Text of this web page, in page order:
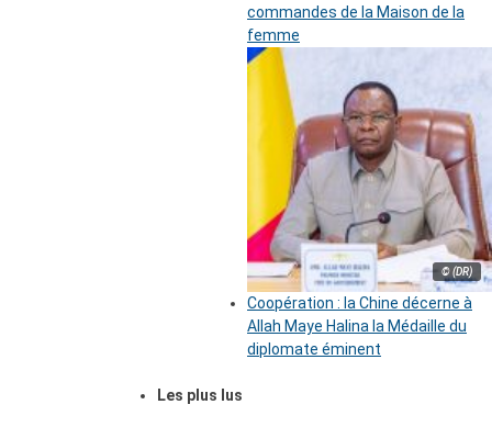
commandes de la Maison de la
femme
© (DR)
Coopération : la Chine décerne à
Allah Maye Halina la Médaille du
diplomate éminent
Les plus lus